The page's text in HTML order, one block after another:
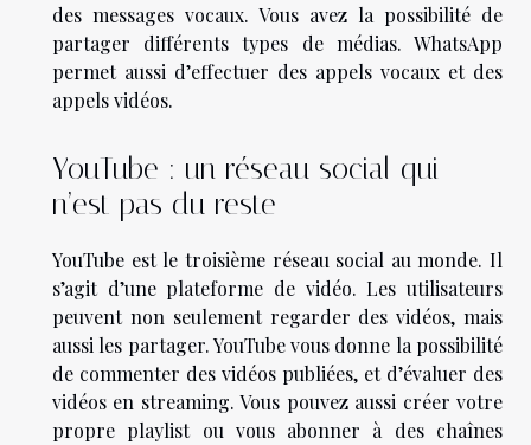
des messages vocaux. Vous avez la possibilité de
partager différents types de médias. WhatsApp
permet aussi d’effectuer des appels vocaux et des
appels vidéos.
YouTube : un réseau social qui
n’est pas du reste
YouTube est le troisième réseau social au monde. Il
s’agit d’une plateforme de vidéo. Les utilisateurs
peuvent non seulement regarder des vidéos, mais
aussi les partager. YouTube vous donne la possibilité
de commenter des vidéos publiées, et d’évaluer des
vidéos en streaming. Vous pouvez aussi créer votre
propre playlist ou vous abonner à des chaînes